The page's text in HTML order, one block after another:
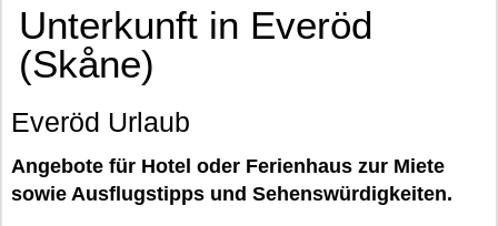
Unterkunft in Everöd
(Skåne)
Everöd Urlaub
Angebote für Hotel oder Ferienhaus zur Miete
sowie Ausflugstipps und Sehenswürdigkeiten.